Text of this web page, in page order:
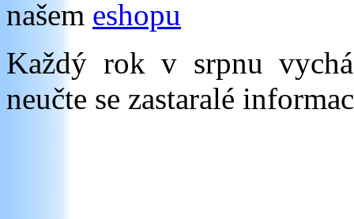
našem eshopu
Každý rok v srpnu
neučte se zastaralé